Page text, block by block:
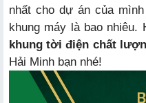
nhất cho dự án của
khung máy là bao nhiêu.
khung tời điện chất
Hải Minh bạn nhé!